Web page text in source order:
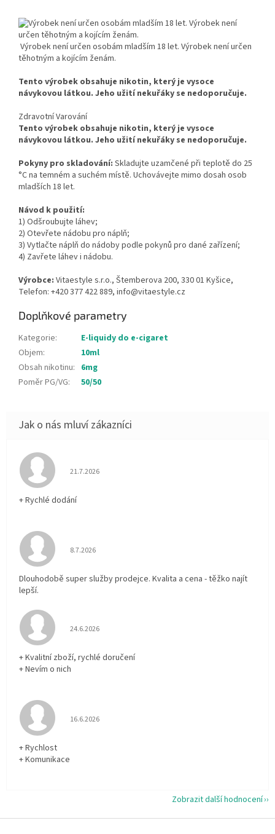
Výrobek není určen osobám mladším 18 let. Výrobek není určen
těhotným a kojícím ženám.
Tento výrobek obsahuje nikotin, který je vysoce
návykovou látkou. Jeho užití nekuřáky se nedoporučuje.
Zdravotní Varování
Tento výrobek obsahuje nikotin, který je vysoce
návykovou látkou. Jeho užití nekuřáky se nedoporučuje.
Pokyny pro skladování: Skladujte uzamčené při teplotě do 25
°C na temném a suchém místě. Uchovávejte mimo dosah osob
mladších 18 let.
Návod k použití:
1) Odšroubujte láhev;
2) Otevřete nádobu pro náplň;
3) Vytlačte náplň do nádoby podle pokynů pro dané zařízení;
4) Zavřete láhev i nádobu.
Výrobce: Vitaestyle s.r.o., Štemberova 200, 330 01 Kyšice,
Telefon: +420 377 422 889, info@vitaestyle.cz
Doplňkové parametry
Kategorie:
E-liquidy do e-cigaret
Objem:
10ml
Obsah nikotinu: 6mg
Poměr PG/VG: 50/50
Hodnocení obchodu je 5 z 5 hvězdiček.
21.7.2026
+ Rychlé dodání
Hodnocení obchodu je 5 z 5 hvězdiček.
8.7.2026
Dlouhodobě super služby prodejce. Kvalita a cena - těžko najít
lepší.
Hodnocení obchodu je 5 z 5 hvězdiček.
24.6.2026
+ Kvalitní zboží, rychlé doručení
+ Nevím o nich
Hodnocení obchodu je 5 z 5 hvězdiček.
16.6.2026
+ Rychlost
+ Komunikace
Zobrazit další hodnocení